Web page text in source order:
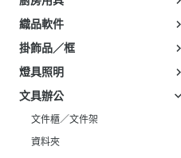
織品軟件
掛飾品／框
燈具照明
文具辦公
文件櫃／文件架
資料夾